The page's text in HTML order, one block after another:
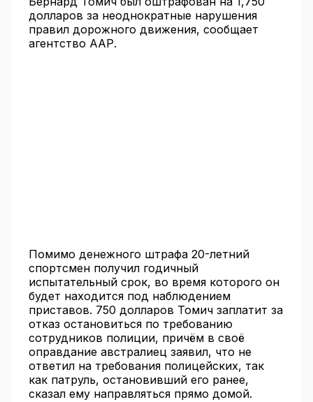
долларов за неоднократные нарушения
правил дорожного движения, сообщает
агентство ААР.
Помимо денежного штрафа 20-летний
спортсмен получил годичный
испытательный срок, во время которого он
будет находится под наблюдением
приставов. 750 долларов Томич заплатит за
отказ остановиться по требованию
сотрудников полиции, причём в своё
оправдание австралиец заявил, что не
ответил на требования полицейских, так
как патруль, остановивший его ранее,
сказал ему направляться прямо домой.